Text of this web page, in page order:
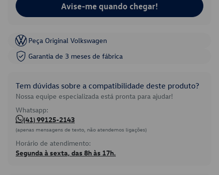
Avise-me quando chegar!
Peça Original Volkswagen
Garantia de 3 meses de fábrica
Tem dúvidas sobre a compatibilidade deste produto?
Nossa equipe especializada está pronta para ajudar!
Whatsapp:
(41) 99125-2143
(apenas mensagens de texto, não atendemos ligações)
Horário de atendimento:
Segunda à sexta, das 8h às 17h.